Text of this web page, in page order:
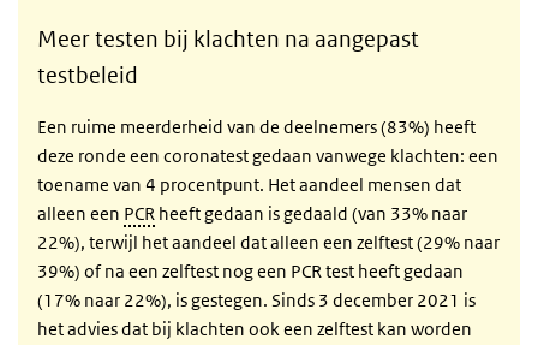
Meer testen bij klachten na aangepast
testbeleid
Een ruime meerderheid van de deelnemers (83%) heeft
deze ronde een coronatest gedaan vanwege klachten: een
toename van 4 procentpunt. Het aandeel mensen dat
alleen een PCR heeft gedaan is gedaald (van 33% naar
22%), terwijl het aandeel dat alleen een zelftest (29% naar
39%) of na een zelftest nog een PCR test heeft gedaan
(17% naar 22%), is gestegen. Sinds 3 december 2021 is
het advies dat bij klachten ook een zelftest kan worden